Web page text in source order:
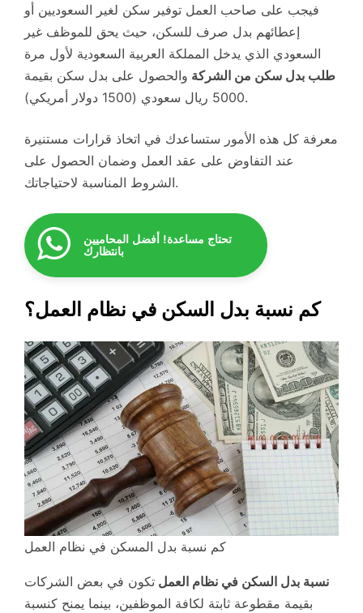
فيجب على صاحب العمل توفير سكن لغير السعوديين أو
إعطائهم بدل صرف للسكن، حيث يحق للموظف غير
السعودي الذي يدخل المملكة العربية السعودية لأول مرة
طلب بدل سكن من الشركة والحصول على بدل سكن بقيمة
5000 ريال سعودي (1500 دولار أمريكي).
معرفة كل هذه الأمور ستساعدك في اتخاذ قرارات مستنيرة
عند التفاوض على عقد العمل وضمان الحصول على
الشروط المناسبة لاحتياجاتك.
تحتاج مساعدة! أفضل المحاميين
بانتظارك
كم نسبة بدل السكن في نظام العمل؟
كم نسبة بدل المسكن في نظام العمل
نسبة بدل السكن في نظام العمل تكون في بعض الشركات
بقيمة مقطوعة ثابتة لكافة الموظفين، بينما يمنح كنسبة